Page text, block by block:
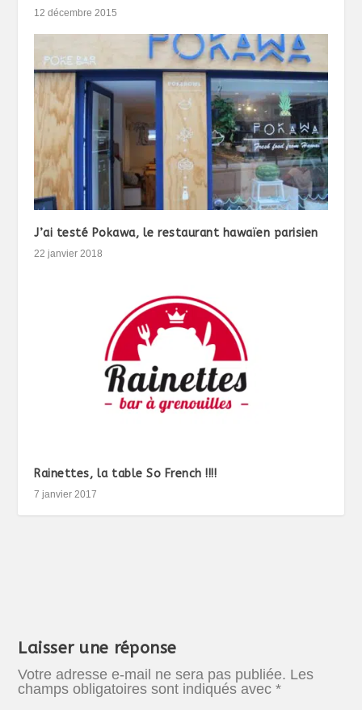
12 décembre 2015
J’ai testé Pokawa, le restaurant hawaïen parisien
22 janvier 2018
Rainettes, la table So French !!!!
7 janvier 2017
Laisser une réponse
Votre adresse e-mail ne sera pas publiée. Les
champs obligatoires sont indiqués avec*